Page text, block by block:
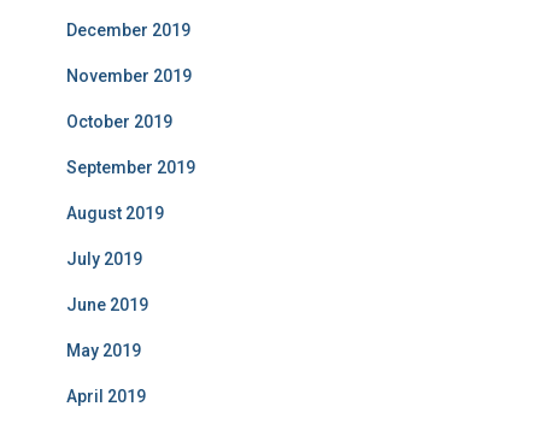
December 2019
November 2019
October 2019
September 2019
August 2019
July 2019
June 2019
May 2019
April 2019